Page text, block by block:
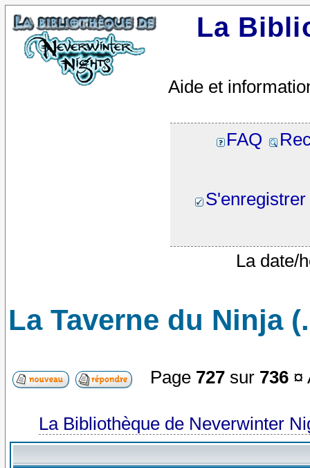
La
Aide et
FAQ
S'enregistrer
La date/
La Taverne du Ninja
Page 727 sur 736 ¤
La Bibliothèque de Neverwinter